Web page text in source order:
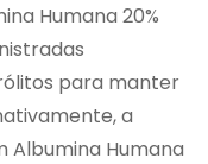
Humana 20%
para manter
a
Albumina Humana